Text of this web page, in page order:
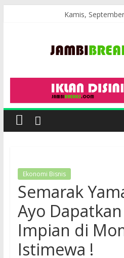
Kamis,
Ekonomi Bisnis
Semarak
Ayo
Impian di
Istimewa !